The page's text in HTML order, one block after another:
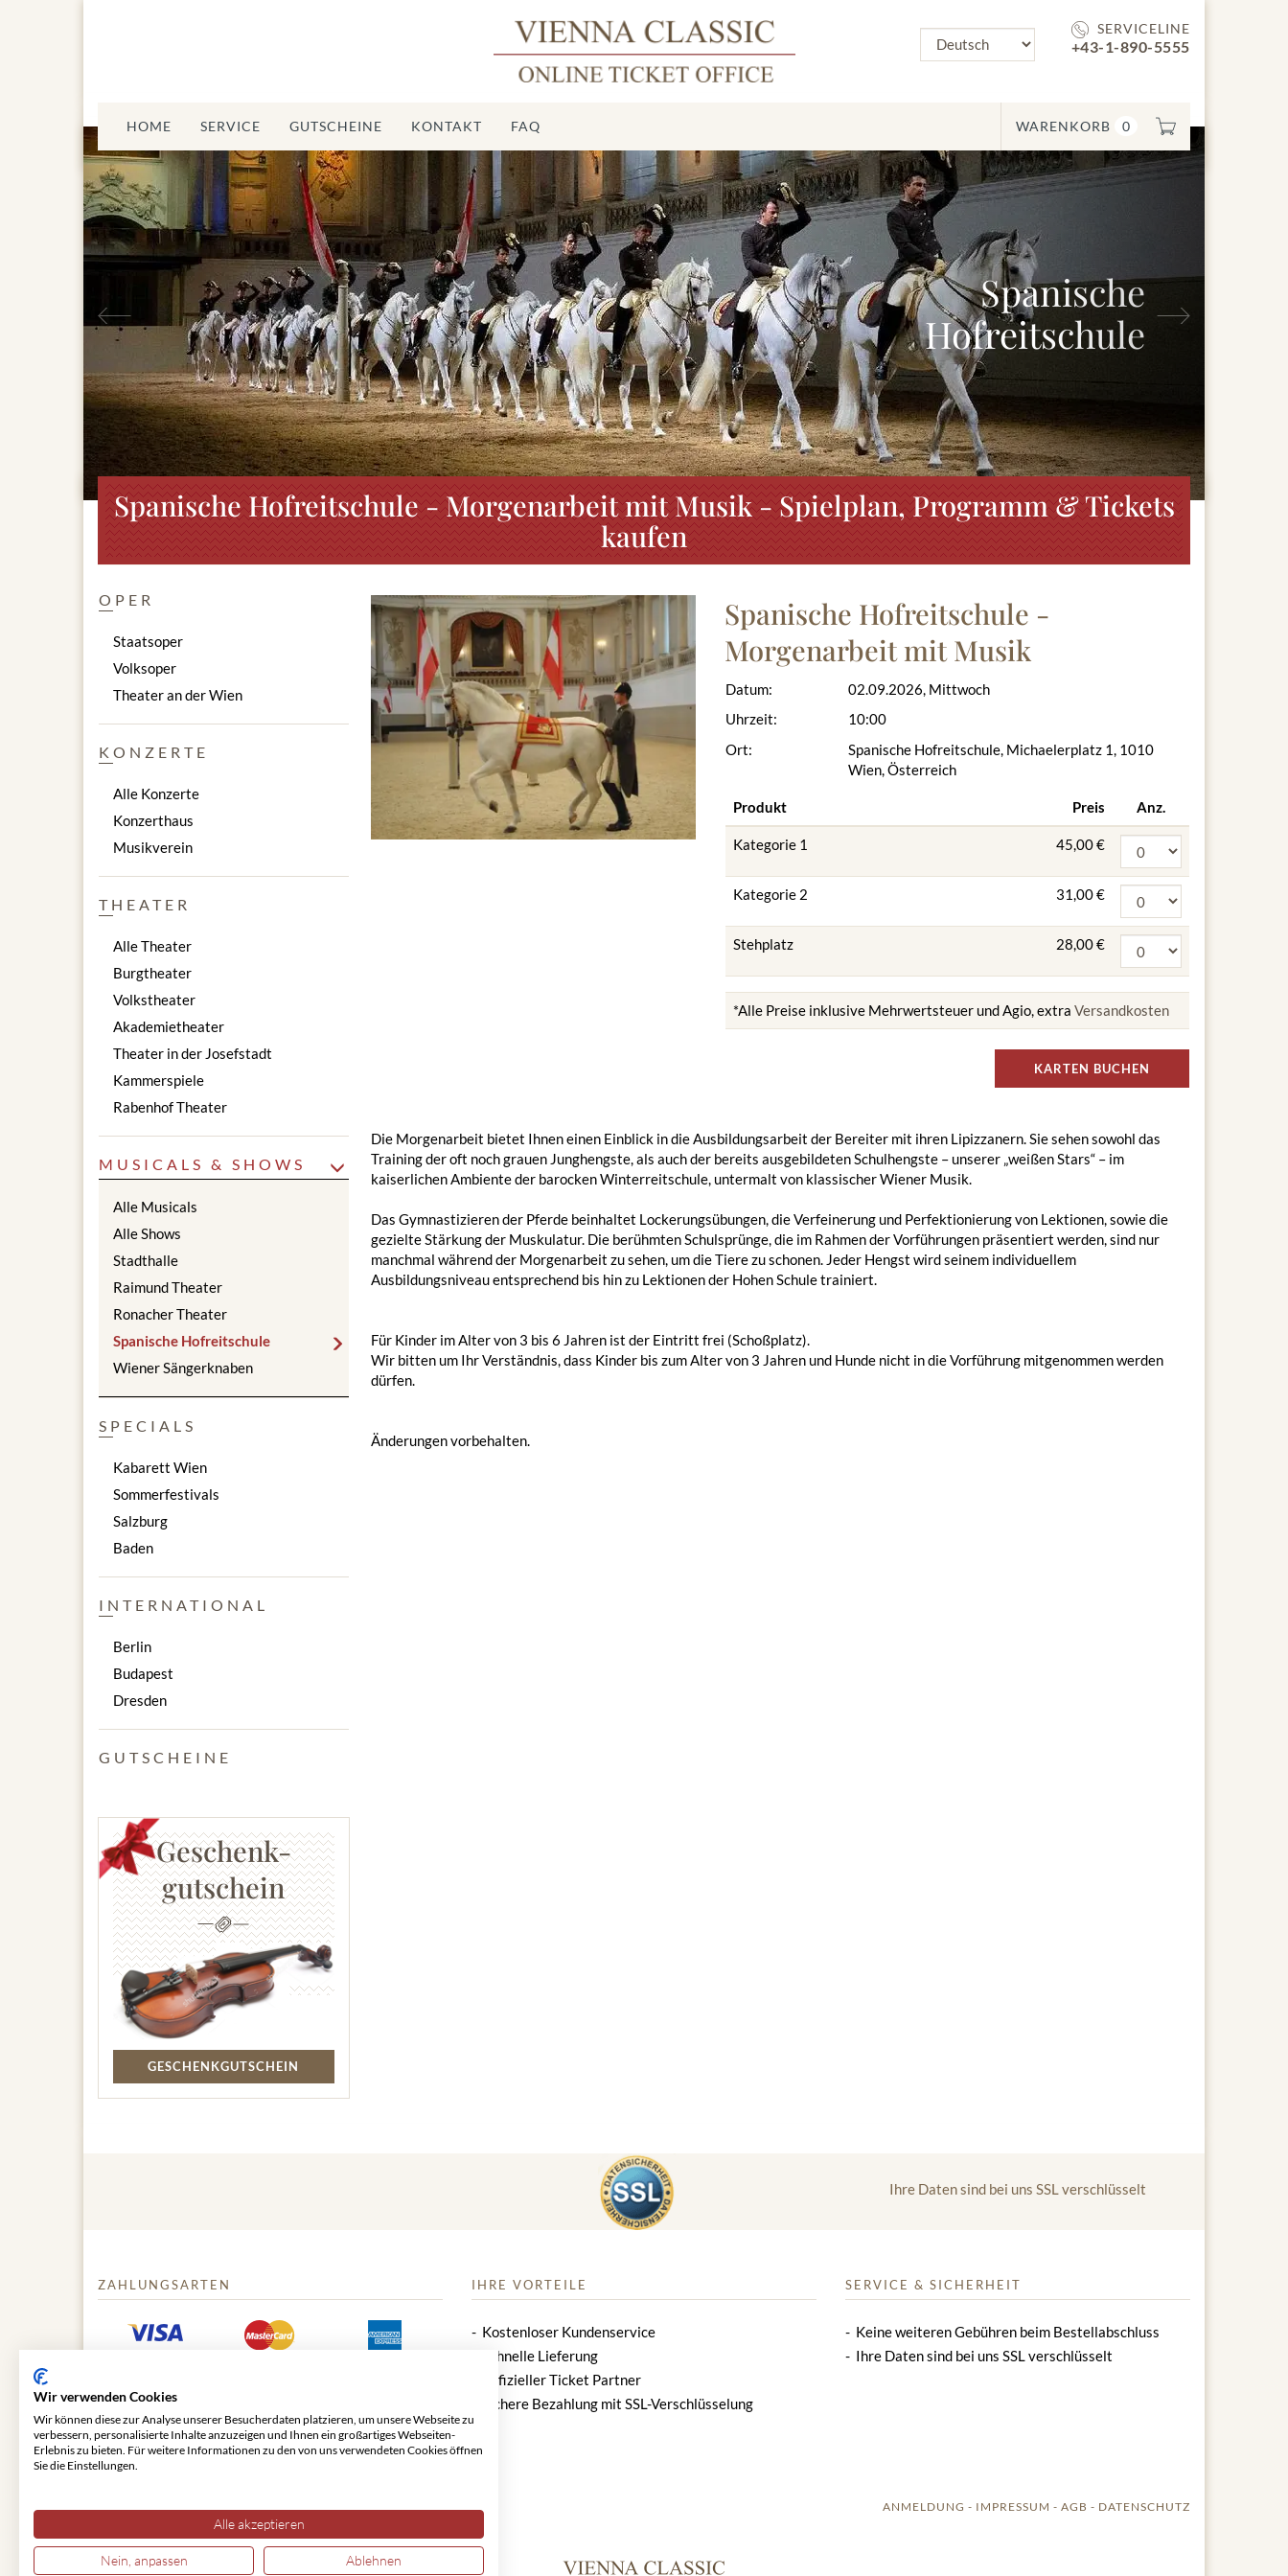
SERVICELINE
+43-1-890-5555
WARENKORB 0
HOME SERVICE GUTSCHEINE KONTAKT FAQ
Spanische
Hofreitschule
Vorheriges
Spanische Hofreitschule - Morgenarbeit mit Musik - Spielplan, Programm & Tickets
kaufen
Spanische Hofreitschule -
Morgenarbeit mit Musik
Datum:
Uhrzeit:
Ort:
02.09.2026, Mittwoch
10:00
Spanische Hofreitschule, Michaelerplatz 1, 1010
Wien, Österreich
Produkt Preis Anz.
Kategorie 1 45,00 €
Kategorie 2 31,00 €
Stehplatz 28,00 €
*Alle Preise inklusive Mehrwertsteuer und Agio, extra Versandkosten
KARTEN BUCHEN
Die Morgenarbeit bietet Ihnen einen Einblick in die Ausbildungsarbeit der Bereiter mit ihren Lipizzanern. Sie sehen sowohl das
Training der oft noch grauen Junghengste, als auch der bereits ausgebildeten Schulhengste – unserer „weißen Stars“ – im
kaiserlichen Ambiente der barocken Winterreitschule, untermalt von klassischer Wiener Musik.
Das Gymnastizieren der Pferde beinhaltet Lockerungsübungen, die Verfeinerung und Perfektionierung von Lektionen, sowie die
gezielte Stärkung der Muskulatur. Die berühmten Schulsprünge, die im Rahmen der Vorführungen präsentiert werden, sind nur
manchmal während der Morgenarbeit zu sehen, um die Tiere zu schonen. Jeder Hengst wird seinem individuellem
Ausbildungsniveau entsprechend bis hin zu Lektionen der Hohen Schule trainiert.
Für Kinder im Alter von 3 bis 6 Jahren ist der Eintritt frei (Schoßplatz).
Wir bitten um Ihr Verständnis, dass Kinder bis zum Alter von 3 Jahren und Hunde nicht in die Vorführung mitgenommen werden
dürfen.
Änderungen vorbehalten.
OPER
Staatsoper
Volksoper
Theater an der Wien
KONZERTE
Alle Konzerte
Konzerthaus
Musikverein
THEATER
Alle Theater
Burgtheater
Volkstheater
Akademietheater
Theater in der Josefstadt
Kammerspiele
Rabenhof Theater
MUSICALS & SHOWS
Alle Musicals
Alle Shows
Stadthalle
Raimund Theater
Ronacher Theater
Spanische Hofreitschule
Wiener Sängerknaben
SPECIALS
Kabarett Wien
Sommerfestivals
Salzburg
Baden
INTERNATIONAL
Berlin
Budapest
Dresden
GUTSCHEINE
Geschenk-
gutschein
GESCHENKGUTSCHEIN
Ihre Daten sind bei uns SSL verschlüsselt
ZAHLUNGSARTEN IHRE VORTEILE
Kostenloser Kundenservice
Schnelle Lieferung
Offizieller Ticket Partner
Sichere Bezahlung mit SSL-Verschlüsselung
SERVICE & SICHERHEIT
Keine weiteren Gebühren beim Bestellabschluss
Ihre Daten sind bei uns SSL verschlüsselt
ANMELDUNG IMPRESSUM AGB DATENSCHUTZ
Wir verwenden Cookies
Wir können diese zur Analyse unserer Besucherdaten platzieren, um unsere Webseite zu
verbessern, personalisierte Inhalte anzuzeigen und Ihnen ein großartiges Webseiten-
Erlebnis zu bieten. Für weitere Informationen zu den von uns verwendeten Cookies öffnen
Sie die Einstellungen.
Alle akzeptieren
Nein, anpassen Ablehnen